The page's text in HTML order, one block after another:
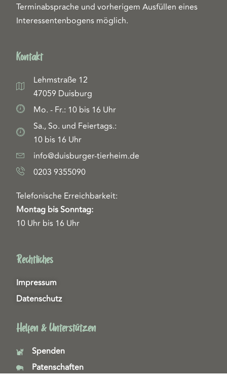
Terminabsprache und vorherigem Ausfüllen eines
Interessentenbogens möglich.
Kontakt
Lehmstraße 12
47059 Duisburg
Mo. - Fr.: 10 bis 16 Uhr
Sa., So. und Feiertags.:
10 bis 16 Uhr
info@duisburger-tierheim.de
0203 9355090
Telefonische Erreichbarkeit:
Montag bis Sonntag:
10 Uhr bis 16 Uhr
Rechtliches
Impressum
Datenschutz
Helfen & Unterstützen
Spenden
Patenschaften